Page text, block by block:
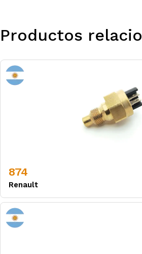
Productos
874
Renault